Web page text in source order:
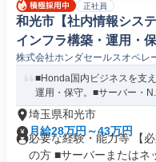
正社員
和光市【社内情報シス
インフラ構築・運用・
株式会社ホンダセールスオペレ
■Honda国内ビジネスを支
運用・保守。■サーバー・
埼玉県和光市
月給28万円～43万円
必要な経験・能力等 【
の方 ■サーバーまたはネ